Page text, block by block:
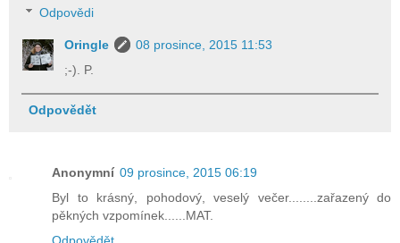
Odpovědi
Oringle
08 prosince, 2015 11:53
;-). P.
Odpovědět
Anonymní 09 prosince, 2015 06:19
Byl to krásný, pohodový, veselý večer........zařazený do
pěkných vzpomínek......MAT.